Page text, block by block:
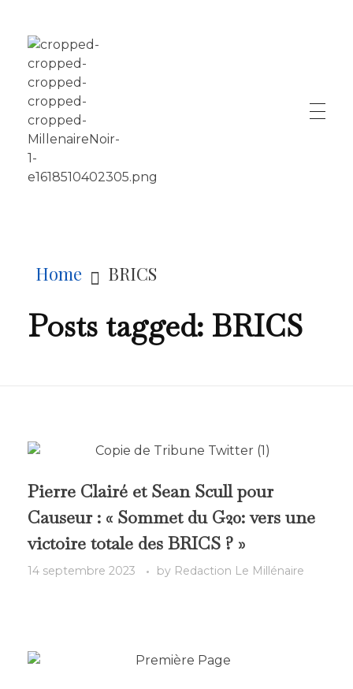
Home BRICS
Posts tagged: BRICS
Pierre Clairé et Sean Scull pour
Causeur : « Sommet du G20: vers une
victoire totale des BRICS ? »
14 septembre 2023 by Redaction Le Millénaire